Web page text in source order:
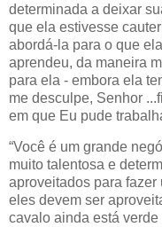
determinada a deixar
que ela estivesse
abordá-la para o que
aprendeu, da maneira
para ela - embora ela
me desculpe, Senhor
em que Eu pude
“Você é um grande
muito talentosa e
aproveitados para
eles devem ser
cavalo ainda está